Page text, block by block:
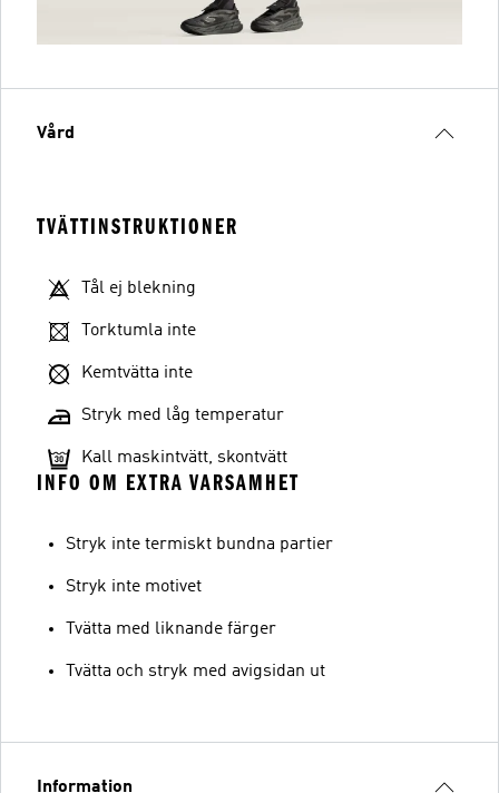
Vård
TVÄTTINSTRUKTIONER
Tål ej blekning
Torktumla inte
Kemtvätta inte
Stryk med låg temperatur
Kall maskintvätt, skontvätt
INFO OM EXTRA VARSAMHET
Stryk inte termiskt bundna partier
Stryk inte motivet
Tvätta med liknande färger
Tvätta och stryk med avigsidan ut
Information